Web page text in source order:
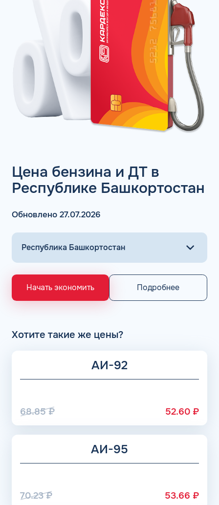
Цена бензина и ДТ в
Республике Башкортостан
Обновлено 27.07.2026
Начать экономить Подробнее
Хотите такие же цены?
АИ-92
68.85₽ 52.60 ₽
АИ-95
70.23₽ 53.66 ₽